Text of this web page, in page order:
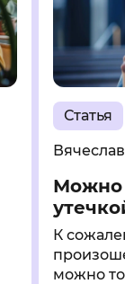
Статья
Можно
К
можно